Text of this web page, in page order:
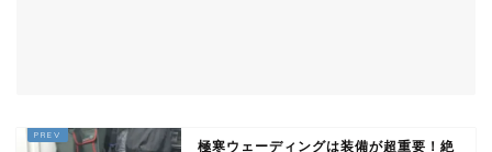
極寒ウェーディングは装備が超重要！絶